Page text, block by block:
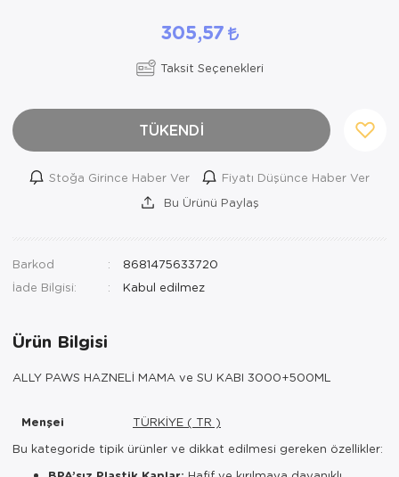
305,57
Taksit Seçenekleri
TÜKENDİ
Stoğa Girince Haber Ver
Fiyatı Düşünce Haber Ver
Bu Ürünü Paylaş
Barkod
8681475633720
İade Bilgisi:
Ürün Bilgisi
ALLY PAWS HAZNELİ MAMA ve SU KABI 3000+500ML
Menşei
TÜRKİYE ( TR )
Bu kategoride tipik ürünler ve dikkat edilmesi gereken özellikler: